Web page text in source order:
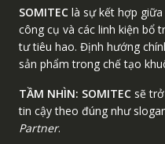
SOMITEClà sự kết hợp giữa
công cụ và các linh kiện bổ
tư tiêu hao. Định hướng
sản phẩm trong chế tạo
TẦM NHÌN: SOMITECsẽ trở
tin cậy theo đúng như
Partner.